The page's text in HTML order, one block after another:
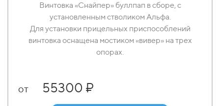
Винтовка «Снайпер» буллпап в сборе, с
установленным стволиком Альфа.
Для установки прицельных приспособлений
винтовка оснащена мостиком «вивер» на трех
опорах.
от 55300 ₽